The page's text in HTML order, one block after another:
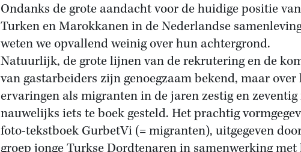
Ondanks de grote aandacht voor de huidige positie van
Turken en Marokkanen in de Nederlandse
weten we opvallend weinig over hun achtergrond.
Natuurlijk, de grote lijnen van de rekrutering en de
van gastarbeiders zijn genoegzaam bekend, maar over
ervaringen als migranten in de jaren zestig en zeventig
nauwelijks iets te boek gesteld. Het prachtig
foto-tekstboek GurbetVi (= migranten), uitgegeven